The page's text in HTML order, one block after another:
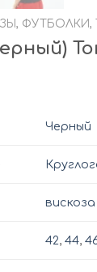
Черный
42,44,